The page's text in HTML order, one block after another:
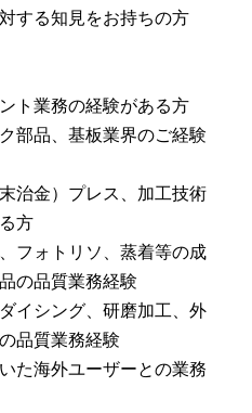
する知見をお持ちの方
ト業務の経験がある方
部品、基板業界のご経験
治金）プレス、加工技術
方
フォトリソ、蒸着等の成
の品質業務経験
イシング、研磨加工、外
品質業務経験
た海外ユーザーとの業務